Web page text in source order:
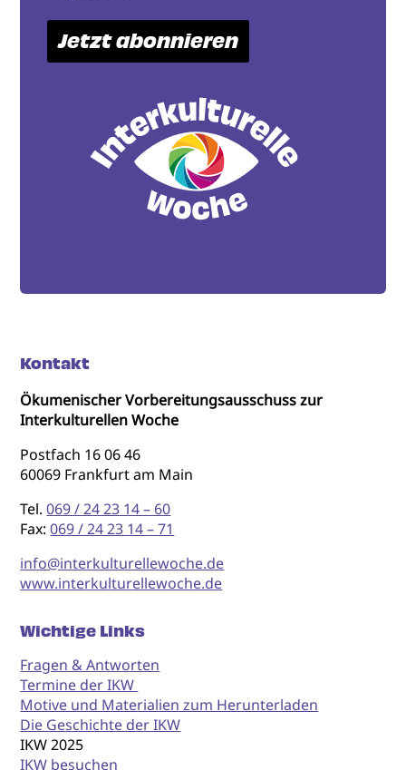
Jetzt abonnieren
Kontakt
Ökumenischer Vorbereitungsausschuss zur
Interkulturellen Woche
Postfach 16 06 46
60069 Frankfurt am Main
Tel.069 / 24 23 14 – 60
Fax:069 / 24 23 14 – 71
info@interkulturellewoche.de
www.interkulturellewoche.de
Wichtige Links
Fragen & Antworten
Termine der IKW
Motive und Materialien zum Herunterladen
Die Geschichte der IKW
IKW 2025
IKW besuchen